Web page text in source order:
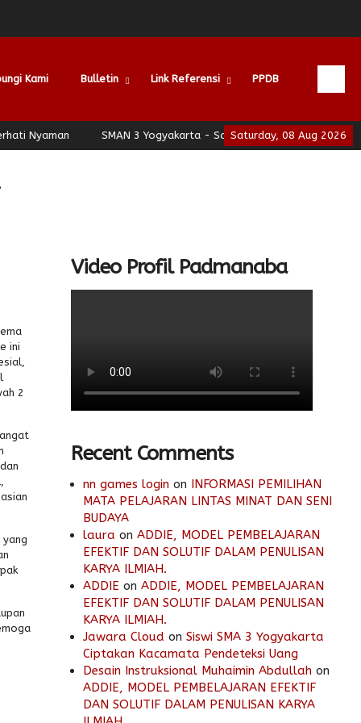
Kami Bulletin Link Referensi PPDB
Saturday, 08 Aug 2026
SMAN 3 Yogyakarta - School of Leadership - Jogja
ini
2
yang
Video Profil Padmanaba
Recent Comments
nn games login on INFORMASI PEMILIHAN
MATA PELAJARAN LINTAS MINAT DAN SENI
BUDAYA
laura on ADDIE, MODEL PEMBELAJARAN
EFEKTIF DAN SOLUTIF DALAM PENULISAN
KARYA ILMIAH.
ADDIE on ADDIE, MODEL PEMBELAJARAN
EFEKTIF DAN SOLUTIF DALAM PENULISAN
KARYA ILMIAH.
Jawara Cloud on Siswi SMA 3 Yogyakarta
Ciptakan Kacamata Pendeteksi Uang
Desain Instruksional Muhaimin Abdullah on
ADDIE, MODEL PEMBELAJARAN EFEKTIF
DAN SOLUTIF DALAM PENULISAN KARYA